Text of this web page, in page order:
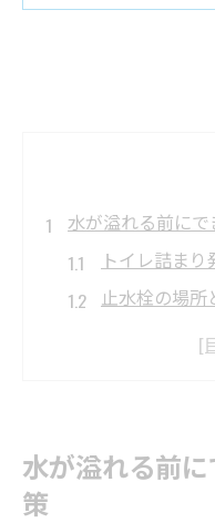
水が溢れる前に
トイレ詰ま
止水栓の場
ラバーカッ
る
水が溢れる前
策